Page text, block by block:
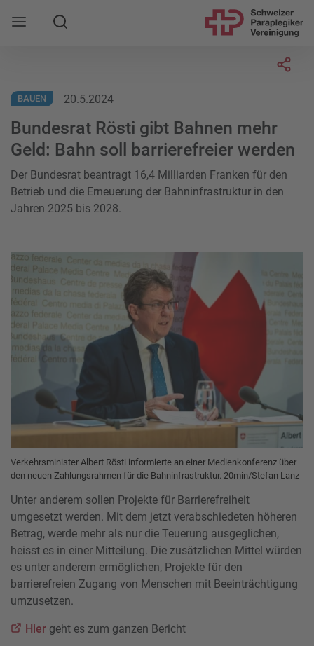
Mobile Navigation öffnen
Suche
BAUEN 20.5.2024
Bundesrat Rösti gibt Bahnen mehr
Geld: Bahn soll barrierefreier werden
Der Bundesrat beantragt 16,4 Milliarden Franken für den
Betrieb und die Erneuerung der Bahninfrastruktur in den
Jahren 2025 bis 2028.
Verkehrsminister Albert Rösti informierte an einer Medienkonferenz über
den neuen Zahlungsrahmen für die Bahninfrastruktur. 20min/Stefan Lanz
Unter anderem sollen Projekte für Barrierefreiheit
umgesetzt werden. Mit dem jetzt verabschiedeten höheren
Betrag, werde mehr als nur die Teuerung ausgeglichen,
heisst es in einer Mitteilung. Die zusätzlichen Mittel würden
es unter anderem ermöglichen, Projekte für den
barrierefreien Zugang von Menschen mit Beeinträchtigung
umzusetzen.
Hier geht es zum ganzen Bericht